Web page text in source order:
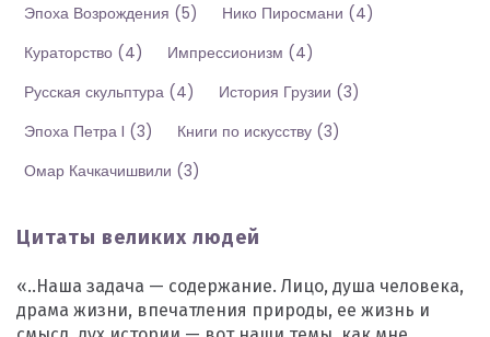
Эпоха Возрождения (5) Нико Пиросмани (4)
Кураторство (4) Импрессионизм (4)
Русская скульптура (4) История Грузии (3)
Эпоха Петра I (3) Книги по искусству (3)
Омар Качкачишвили (3)
Цитаты великих людей
«..Наша задача — содержание. Лицо, душа человека,
драма жизни, впечатления природы, ее жизнь и